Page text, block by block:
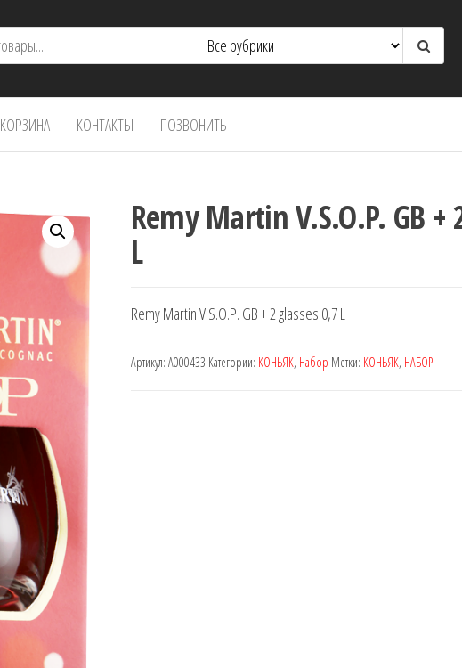
КОРЗИНА КОНТАКТЫ ПОЗВОНИТЬ
Remy Martin V.S.O.P. GB +
L
Remy Martin V.S.O.P. GB + 2 glasses 0,7 L
Артикул: A000433 Категории: КОНЬЯК, Набор Метки: КОНЬЯК, НАБОР